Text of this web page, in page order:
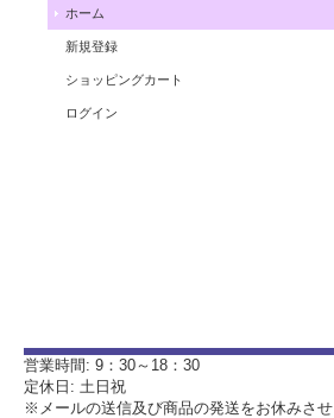
ホーム
新規登録
ショッピングカート
ログイン
営業時間: 9：30～18：30
定休日: 土日祝
※メールの送信及び商品の発送をお休みさせ